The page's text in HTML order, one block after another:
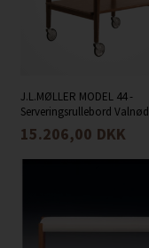
J.L.MØLLER MODEL 44 -
Serveringsrullebord Valnød
15.206,00 DKK